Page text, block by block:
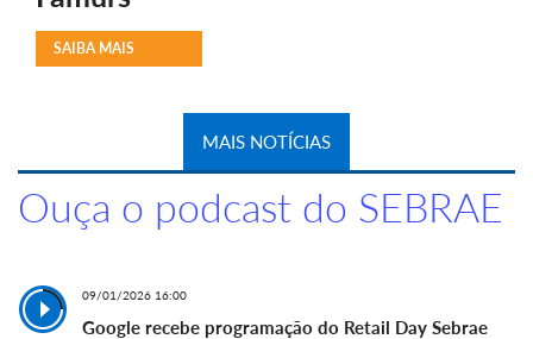
SAIBA MAIS
MAIS NOTÍCIAS
Ouça o podcast do SEBRAE
09/01/2026 16:00
Google recebe programação do Retail Day Sebrae